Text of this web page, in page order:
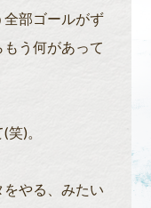
部ゴールがず
う何があって
)。
やる、みたい